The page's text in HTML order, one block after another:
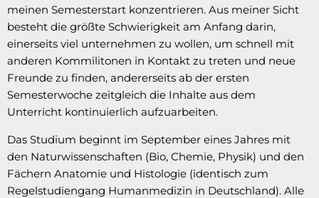
meinen Semesterstart konzentrieren. Aus meiner Sicht
besteht die größte Schwierigkeit am Anfang darin,
einerseits viel unternehmen zu wollen, um schnell mit
anderen Kommilitonen in Kontakt zu treten und neue
Freunde zu finden, andererseits ab der ersten
Semesterwoche zeitgleich die Inhalte aus dem
Unterricht kontinuierlich aufzuarbeiten.
Das Studium beginnt im September eines Jahres mit
den Naturwissenschaften (Bio, Chemie, Physik) und den
Fächern Anatomie und Histologie (identisch zum
Regelstudiengang Humanmedizin in Deutschland). Alle